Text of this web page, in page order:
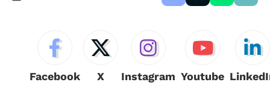
Facebook X Instagram Youtube